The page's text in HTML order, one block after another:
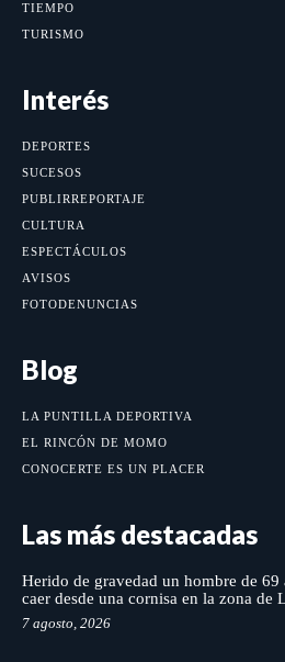
TIEMPO
TURISMO
Interés
DEPORTES
SUCESOS
PUBLIRREPORTAJE
CULTURA
ESPECTÁCULOS
AVISOS
FOTODENUNCIAS
Blog
LA PUNTILLA DEPORTIVA
EL RINCÓN DE MOMO
CONOCERTE ES UN PLACER
Las más destacadas
Herido de gravedad un hombre de 69
caer desde una cornisa en la zona de
7 agosto, 2026